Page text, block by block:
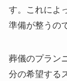
す。これによ
準備が整うの
葬儀のプラン
分の希望する